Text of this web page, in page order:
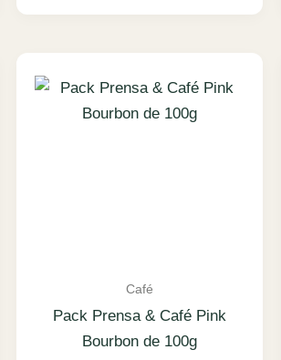
Café
Pack Prensa & Café Pink
Bourbon de 100g